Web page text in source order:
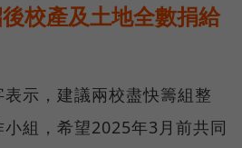
校產及土地全數捐給
示，建議兩校盡快籌組整
組，希望2025年3月前共同